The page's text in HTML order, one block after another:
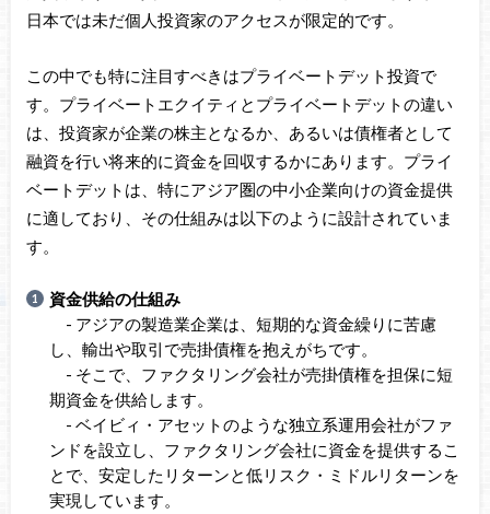
日本では未だ個人投資家のアクセスが限定的です。
この中でも特に注目すべきはプライベートデット投資で
す。プライベートエクイティとプライベートデットの違い
は、投資家が企業の株主となるか、あるいは債権者として
融資を行い将来的に資金を回収するかにあります。プライ
ベートデットは、特にアジア圏の中小企業向けの資金提供
に適しており、その仕組みは以下のように設計されていま
す。
資金供給の仕組み
- アジアの製造業企業は、短期的な資金繰りに苦慮
し、輸出や取引で売掛債権を抱えがちです。
- そこで、ファクタリング会社が売掛債権を担保に短
期資金を供給します。
- ベイビィ・アセットのような独立系運用会社がファ
ンドを設立し、ファクタリング会社に資金を提供するこ
とで、安定したリターンと低リスク・ミドルリターンを
実現しています。